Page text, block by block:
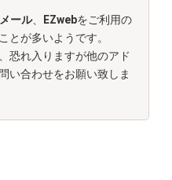
ール、 EZwebをご利用の
とが多いようです。
恐れ入りますが他のアド
い合わせをお願い致しま